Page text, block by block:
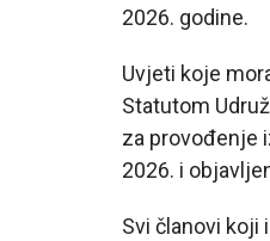
2026. godine.
Uvjeti koje
Statutom
za provođenje
2026. i
Svi članovi koji